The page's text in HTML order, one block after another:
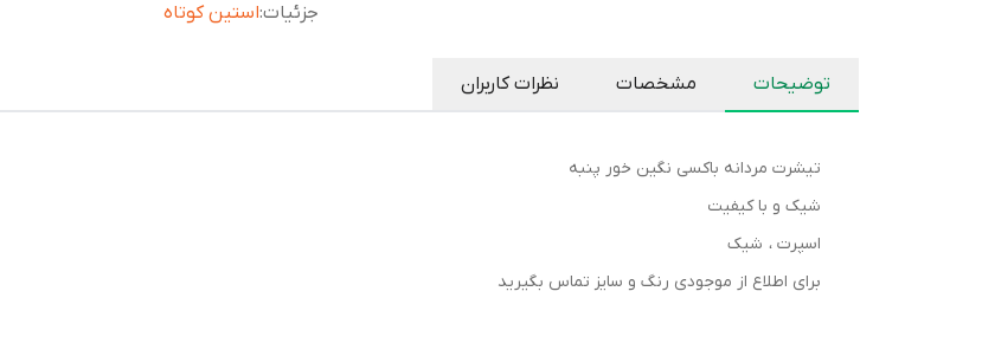
جزئیات:استین کوتاه
توضیحات مشخصات نظرات کاربران
تیشرت مردانه باکسی نگین خور پنبه
شیک و با کیفیت
اسپرت ، شیک
برای اطلاع از موجودی رنگ و سایز تماس بگیرید